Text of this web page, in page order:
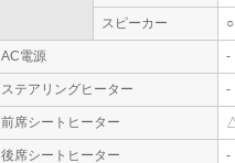
スピーカー ○
AC電源 -
ステアリングヒーター -
前席シートヒーター
後席シートヒーター -